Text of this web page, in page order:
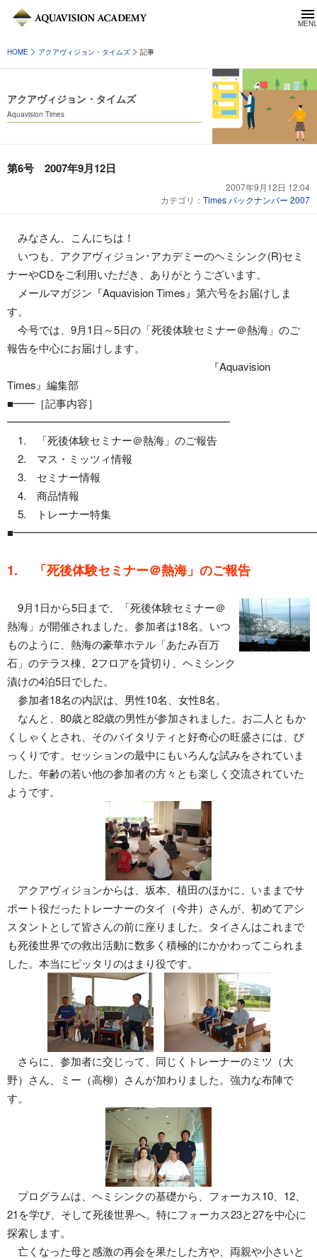
HOME アクアヴィジョン・タイムズ 記事
アクアヴィジョン・タイムズ
Aquavision Times
第6号 2007年9月12日
2007年9月12日 12:04
カテゴリ： Times バックナンバー 2007
みなさん、こんにちは！
いつも、アクアヴィジョン･アカデミーのヘミシンク(R)セミ
ナーやCDをご利用いただき、ありがとうございます。
メールマガジン『Aquavision Times』第六号をお届けしま
す。
今号では、9月1日～5日の「死後体験セミナー＠熱海」のご
報告を中心にお届けします。
『Aquavision
Times』編集部
■━━［記事内容］
━━━━━━━━━━━━━━━━━━━━━
1. 「死後体験セミナー＠熱海」のご報告
2. マス・ミッツィ情報
3. セミナー情報
4. 商品情報
5. トレーナー特集
1. 「死後体験セミナー＠熱海」のご報告
9月1日から5日まで、「死後体験セミナー＠
熱海」が開催されました。参加者は18名。いつ
ものように、熱海の豪華ホテル「あたみ百万
石」のテラス棟、2フロアを貸切り、ヘミシンク
漬けの4泊5日でした。
参加者18名の内訳は、男性10名、女性8名。
なんと、80歳と82歳の男性が参加されました。お二人ともか
くしゃくとされ、そのバイタリティと好奇心の旺盛さには、び
っくりです。セッションの最中にもいろんな試みをされていま
した。年齢の若い他の参加者の方々とも楽しく交流されていた
ようです。
アクアヴィジョンからは、坂本、植田のほかに、いままでサ
ポート役だったトレーナーのタイ（今井）さんが、初めてアシ
スタントとして皆さんの前に座りました。タイさんはこれまで
も死後世界での救出活動に数多く積極的にかかわってこられま
した。本当にピッタリのはまり役です。
さらに、参加者に交じって、同じくトレーナーのミツ（大
野）さん、ミー（高柳）さんが加わりました。強力な布陣で
す。
プログラムは、ヘミシンクの基礎から、フォーカス10、12、
21を学び、そして死後世界へ。特にフォーカス23と27を中心に
探索します。
亡くなった母と感激の再会を果たした方や、両親や小さいと